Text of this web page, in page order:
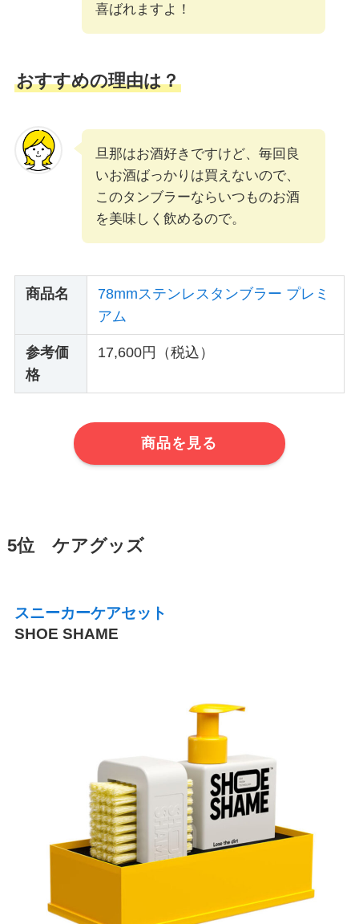
喜ばれますよ！
おすすめの理由は？
旦那はお酒好きですけど、毎回良
いお酒ばっかりは買えないので、
このタンブラーならいつものお酒
を美味しく飲めるので。
商品名
78mmステンレスタンブラー プレミ
アム
参考価
格
17,600円（税込）
商品を見る
5位 ケアグッズ
スニーカーケアセット
SHOE SHAME